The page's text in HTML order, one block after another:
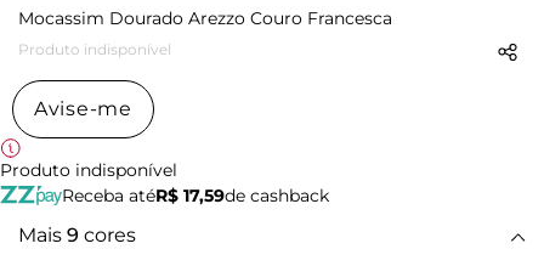
Mocassim Dourado Arezzo Couro Francesca
Produto indisponível
Avise-me
Produto indisponível
Receba atéR$ 17,59de cashback
Mais 9 cores